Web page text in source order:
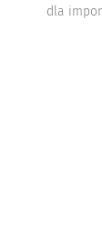
dla